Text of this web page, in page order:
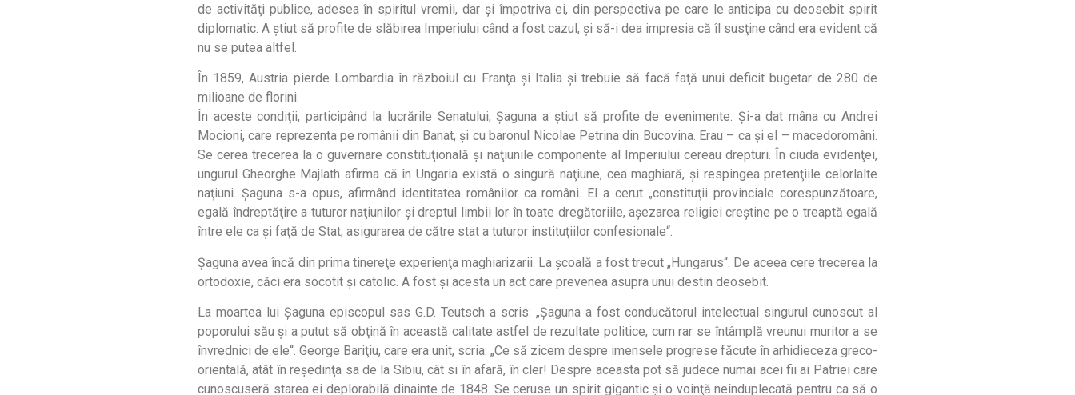
de activităţi publice, adesea în spiritul vremii, dar şi împotriva ei, din perspectiva pe care le anticipa cu deosebit spirit
diplomatic. A ştiut să profite de slăbirea Imperiului când a fost cazul, şi să-i dea impresia că îl susţine când era evident că
nu se putea altfel.
În 1859, Austria pierde Lombardia în războiul cu Franţa şi Italia şi trebuie să facă faţă unui deficit bugetar de 280 de
milioane de florini.
În aceste condiţii, participând la lucrările Senatului, Şaguna a ştiut să profite de evenimente. Şi-a dat mâna cu Andrei
Mocioni, care reprezenta pe românii din Banat, şi cu baronul Nicolae Petrina din Bucovina. Erau – ca şi el – macedoromâni.
Se cerea trecerea la o guvernare constituţională şi naţiunile componente al Imperiului cereau drepturi. În ciuda evidenţei,
ungurul Gheorghe Majlath afirma că în Ungaria există o singură naţiune, cea maghiară, şi respingea pretenţiile celorlalte
naţiuni. Şaguna s-a opus, afirmând identitatea românilor ca români. El a cerut „constituţii provinciale corespunzătoare,
egală îndreptăţire a tuturor naţiunilor şi dreptul limbii lor în toate dregătoriile, aşezarea religiei creştine pe o treaptă egală
între ele ca şi faţă de Stat, asigurarea de către stat a tuturor instituţiilor confesionale“.
Şaguna avea încă din prima tinereţe experienţa maghiarizarii. La şcoală a fost trecut „Hungarus“. De aceea cere trecerea la
ortodoxie, căci era socotit şi catolic. A fost şi acesta un act care prevenea asupra unui destin deosebit.
La moartea lui Şaguna episcopul sas G.D. Teutsch a scris: „Şaguna a fost conducătorul intelectual singurul cunoscut al
poporului său şi a putut să obţină în această calitate astfel de rezultate politice, cum rar se întâmplă vreunui muritor a se
învrednici de ele“. George Bariţiu, care era unit, scria: „Ce să zicem despre imensele progrese făcute în arhidieceza greco-
orientală, atât în reşedinţa sa de la Sibiu, cât si în afară, în cler! Despre aceasta pot să judece numai acei fii ai Patriei care
cunoscuseră starea ei deplorabilă dinainte de 1848. Se ceruse un spirit gigantic şi o voinţă neînduplecată pentru ca să o